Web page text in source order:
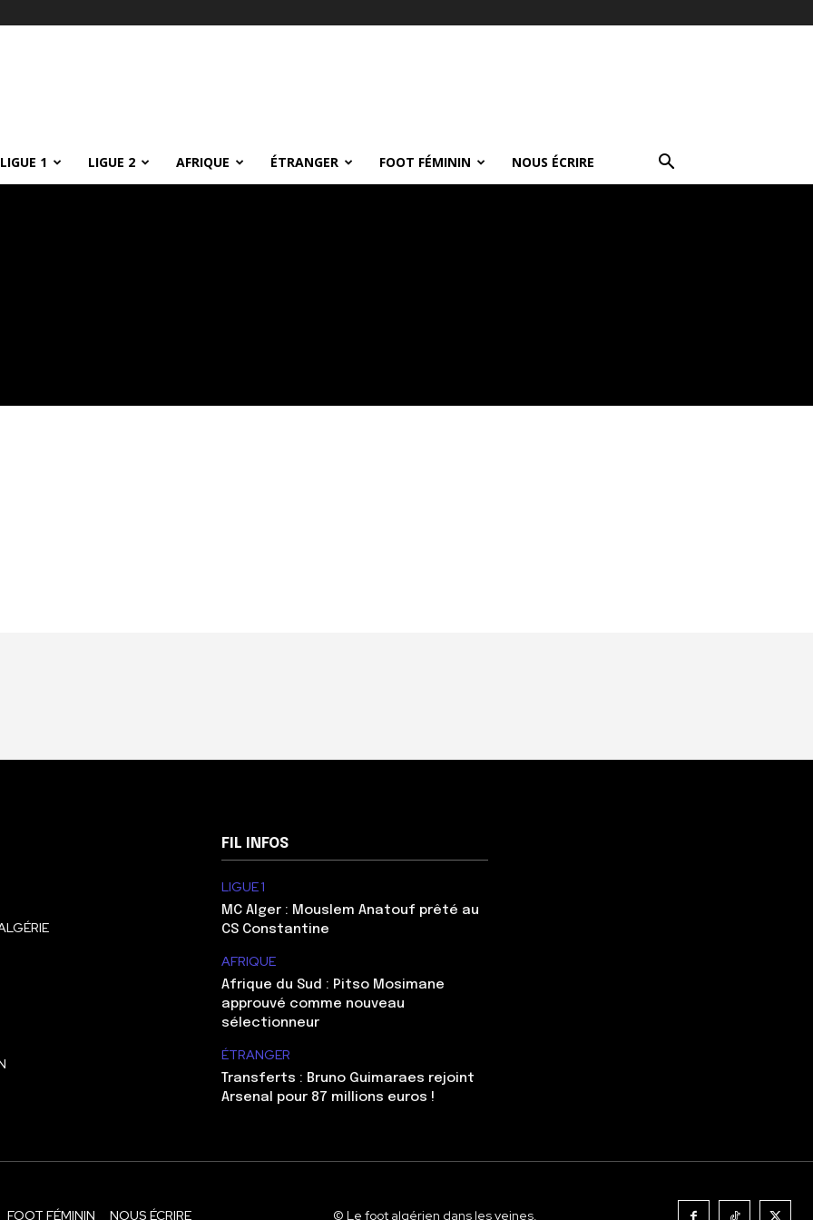
LIGUE 1 LIGUE 2 AFRIQUE ÉTRANGER FOOT FÉMININ NOUS ÉCRIRE
FIL INFOS
LIGUE 1
MC Alger : Mouslem Anatouf prêté au
CS Constantine
AFRIQUE
Afrique du Sud : Pitso Mosimane
approuvé comme nouveau
sélectionneur
ÉTRANGER
Transferts : Bruno Guimaraes rejoint
Arsenal pour 87 millions euros !
FOOT FÉMININ NOUS ÉCRIRE © Le foot algérien dans les veines.